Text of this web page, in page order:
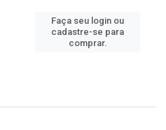
Faça seu login ou
cadastre-se para
comprar.